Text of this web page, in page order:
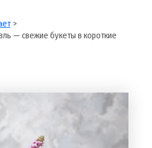
— свежие букеты в короткие